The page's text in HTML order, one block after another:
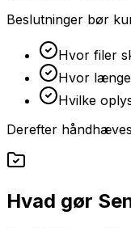
Beslutninger bør
Hvor filer
Hvor
Hvilke
Derefter
Hvad gør